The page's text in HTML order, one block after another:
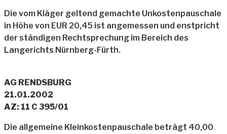
Die vom Kläger geltend gemachte Unkostenpauschale
in Höhe von EUR 20,45 ist angemessen und enstpricht
der ständigen Rechtsprechung im Bereich des
Langerichts Nürnberg-Fürth.
AG RENDSBURG
21.01.2002
AZ: 11 C 395/01
Die allgemeine Kleinkostenpauschale beträgt 40,00